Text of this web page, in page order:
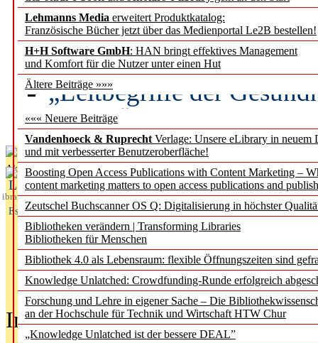
Lehmanns Media erweitert Produktkatalog:
Französische Bücher jetzt über das Medienportal Le2B bestellen!
H+H Software GmbH: HAN bringt effektives Management
und Komfort für die Nutzer unter einen Hut
Ältere Beiträge »»»
««« Neuere Beiträge
Vandenhoeck & Ruprecht Verlage: Unsere eLibrary in neuem
und mit verbesserter Benutzeroberfläche!
Boosting Open Access Publications with Content Marketing –
content marketing matters to open access publications and
Zeutschel Buchscanner OS Q: Digitalisierung in höchster
Bibliotheken verändern | Transforming Libraries
Bibliotheken für Menschen
Bibliothek 4.0 als Lebensraum: flexible Öffnungszeiten sind
Knowledge Unlatched: Crowdfunding-Runde erfolgreich
Forschung und Lehre in eigener Sache – Die
an der Hochschule für Technik und Wirtschaft HTW Chur
„Knowledge Unlatched ist der bessere DEAL”
Künstliche Intelligenz
besser zu verstehen
„Leitbegriffe der
des BIÖG erscheinen
Aktuelles aus
L
ibrary
Essentials
In der Ausgabe06/2026(August